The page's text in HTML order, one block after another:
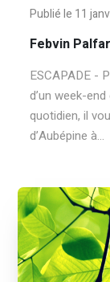
Publié le 11
Febvin
ESCAPADE -
d’un week-
quotidien, il
d’Aubépine à...